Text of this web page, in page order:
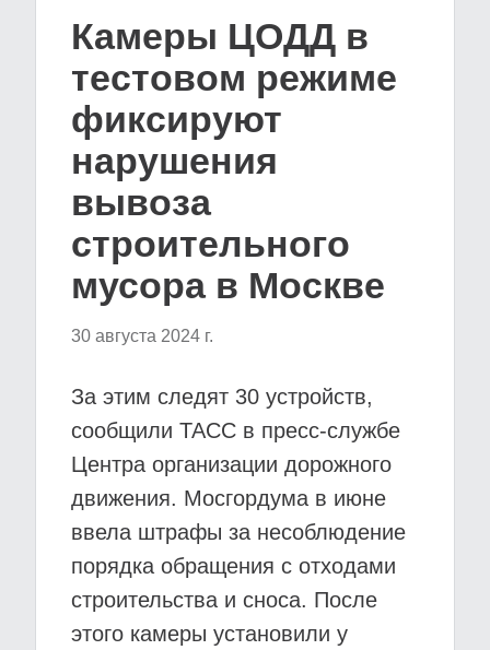
Камеры ЦОДД в
тестовом режиме
фиксируют
нарушения
вывоза
строительного
мусора в Москве
30 августа 2024 г.
За этим следят 30 устройств,
сообщили ТАСС в пресс-службе
Центра организации дорожного
движения. Мосгордума в июне
ввела штрафы за несоблюдение
порядка обращения с отходами
строительства и сноса. После
этого камеры установили у